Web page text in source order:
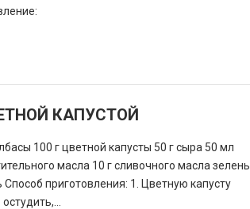
КАПУСТОЙ
100 г цветной капусты 50 г сыра 50 мл
масла 10 г сливочного масла зелень
приготовления: 1. Цветную капусту